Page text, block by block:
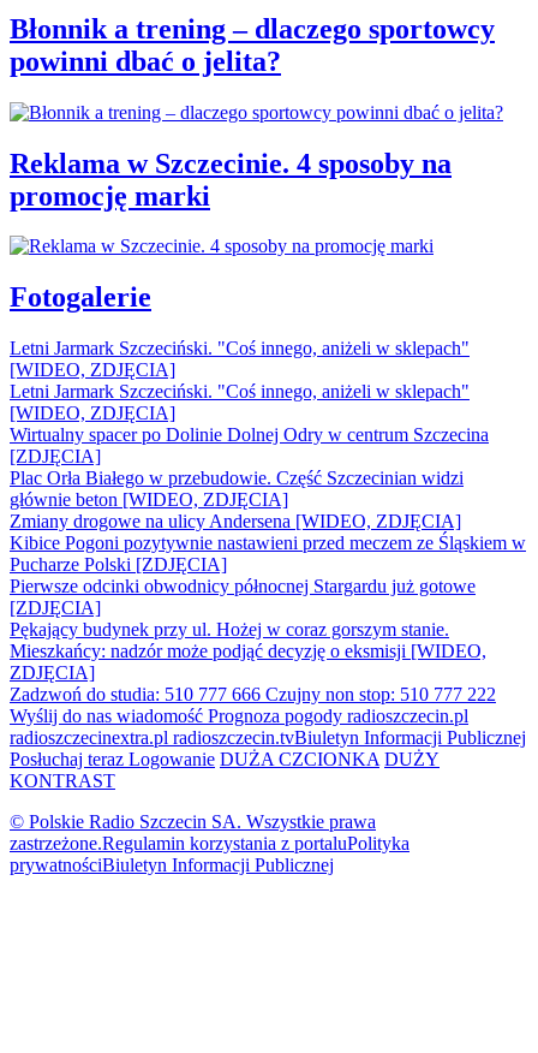
Błonnik a trening – dlaczego sportowcy
powinni dbać o jelita?
Reklama w Szczecinie. 4 sposoby na
promocję marki
Fotogalerie
Letni Jarmark Szczeciński. "Coś innego, aniżeli w sklepach"
[WIDEO, ZDJĘCIA]
Letni Jarmark Szczeciński. "Coś innego, aniżeli w sklepach"
[WIDEO, ZDJĘCIA]
Wirtualny spacer po Dolinie Dolnej Odry w centrum Szczecina
[ZDJĘCIA]
Plac Orła Białego w przebudowie. Część Szczecinian widzi
głównie beton [WIDEO, ZDJĘCIA]
Zmiany drogowe na ulicy Andersena [WIDEO, ZDJĘCIA]
Kibice Pogoni pozytywnie nastawieni przed meczem ze Śląskiem w
Pucharze Polski [ZDJĘCIA]
Pierwsze odcinki obwodnicy północnej Stargardu już gotowe
[ZDJĘCIA]
Pękający budynek przy ul. Hożej w coraz gorszym stanie.
Mieszkańcy: nadzór może podjąć decyzję o eksmisji [WIDEO,
ZDJĘCIA]
Zadzwoń do studia: 510 777 666 Czujny non stop: 510 777 222
Wyślij do nas wiadomość Prognoza pogody radioszczecin.pl
radioszczecinextra.pl radioszczecin.tvBiuletyn Informacji Publicznej
Posłuchaj teraz Logowanie DUŻA CZCIONKA DUŻY
KONTRAST
© Polskie Radio Szczecin SA. Wszystkie prawa
zastrzeżone.Regulamin korzystania z portaluPolityka
prywatnościBiuletyn Informacji Publicznej